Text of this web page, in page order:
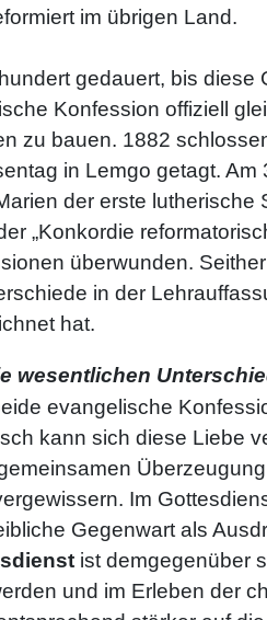
im übrigen Land.
gedauert, bis
Konfession offiziell
zu bauen. 1882
in Lemgo getagt.
der erste lutherische
„Konkordie
überwunden.
in der
hat.
wesentlichen
evangelische
kann sich diese Liebe
Im
Gegenwart als
ist demgegenüber
und im Erleben der